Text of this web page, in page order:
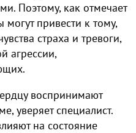
Поэтому, как отмечает
могут привести к тому,
страха и тревоги,
агрессии,
воспринимают
уверяет специалист.
на состояние